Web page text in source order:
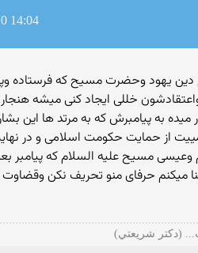
14:04
دین یهود وحضرت مسیح كه فرستاده
خللی ایجاد كنی میشه
به پیامبرش كه به مرتد ها این
از حمایت حكومت اسلامی و در
مسیح علیه السلام كه پیامبر
حرفای منو تحریف نكن وقضاوت
(دكتر شريعتي)